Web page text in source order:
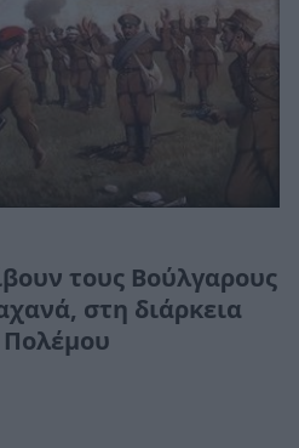
τους Βούλγαρους
στη διάρκεια
Πολέμου